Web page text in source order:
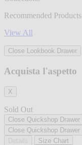
Recommended Products
View All
Close Lookbook Drawer
Acquista l'aspetto
X
Sold Out
Close Quickshop Drawer
Close Quickshop Drawer
Size Chart